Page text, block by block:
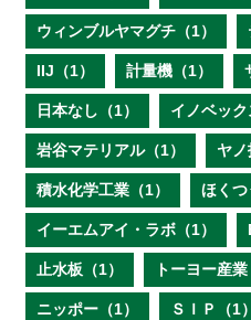
ウィンブルヤマグチ（1）
IIJ（1） 計量機（1）
日本なし（1） イノベック
岩谷マテリアル（1） ヤノ
積水化学工業（1） ほくつ
イーエムアイ・ラボ（1）
止水板（1） トーヨー産業
ニッポー（1） ＳＩＰ（1）